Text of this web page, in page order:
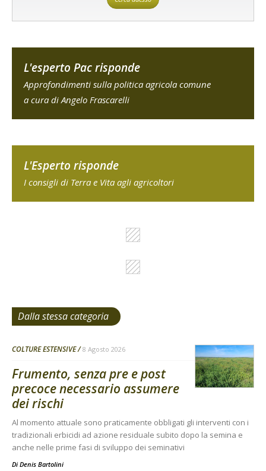
L'esperto Pac risponde
Approfondimenti sulla politica agricola comune
a cura di Angelo Frascarelli
L'Esperto risponde
I consigli di Terra e Vita agli agricoltori
Dalla stessa categoria
COLTURE ESTENSIVE 8 Agosto 2026
Frumento, senza pre e post
precoce necessario assumere
dei rischi
Al momento attuale sono praticamente obbligati gli interventi con i
tradizionali erbicidi ad azione residuale subito dopo la semina e
anche nelle prime fasi di sviluppo dei seminativi
Di Denis Bartolini